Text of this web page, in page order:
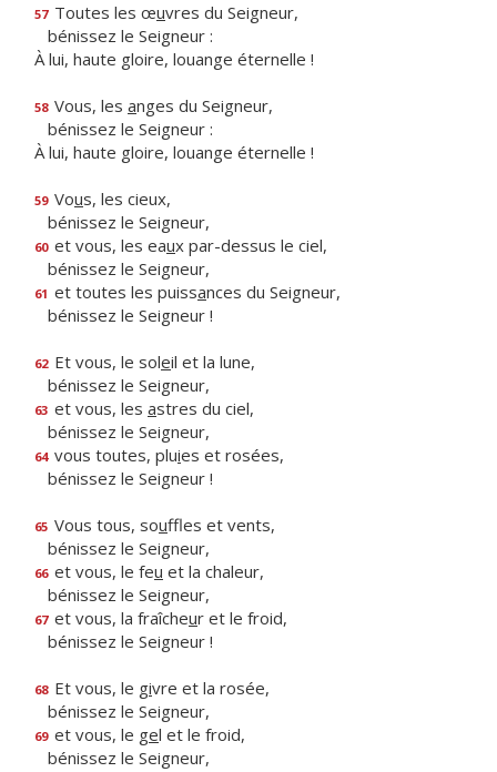
57 Toutes les œuvres du Seigneur,
bénissez le Seigneur :
À lui, haute gloire, louange éternelle !
58 Vous, les anges du Seigneur,
bénissez le Seigneur :
À lui, haute gloire, louange éternelle !
59 Vous, les cieux,
bénissez le Seigneur,
60 et vous, les eaux par-dessus le ciel,
bénissez le Seigneur,
61 et toutes les puissances du Seigneur,
bénissez le Seigneur !
62 Et vous, le soleil et la lune,
bénissez le Seigneur,
63 et vous, les astres du ciel,
bénissez le Seigneur,
64 vous toutes, pluies et rosées,
bénissez le Seigneur !
65 Vous tous, souffles et vents,
bénissez le Seigneur,
66 et vous, le feu et la chaleur,
bénissez le Seigneur,
67 et vous, la fraîcheur et le froid,
bénissez le Seigneur !
68 Et vous, le givre et la rosée,
bénissez le Seigneur,
69 et vous, le gel et le froid,
bénissez le Seigneur,